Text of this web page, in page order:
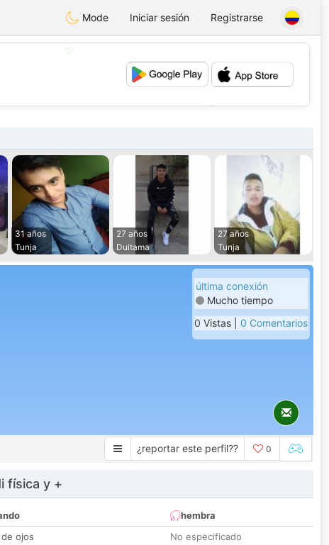
Mode Iniciar sesión Registrarse
31 años
Tunja
27 años
Duitama
27 años
Tunja
última conexión
Mucho tiempo
0 Vistas | 0 Comentarios
¿reportar este perfil?? 0
física y +
hembra
ojos
No especificado